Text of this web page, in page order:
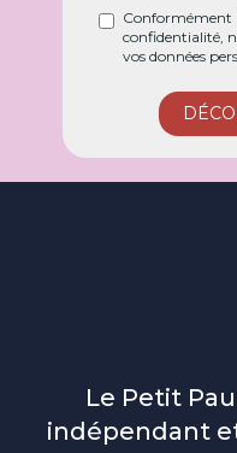
Conformément
confidentialité,
vos données
Le Petit
indépendant